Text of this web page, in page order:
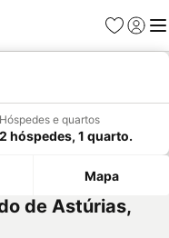
Favoritos
Iniciar
Hóspedes e quartos
2 hóspedes, 1 quarto.
Mapa
de Astúrias,